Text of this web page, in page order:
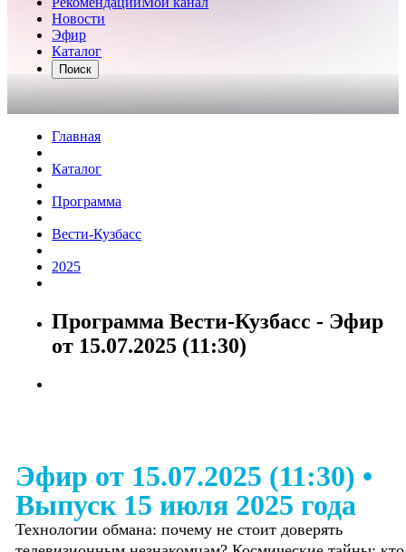
Новости
Эфир
Каталог
Поиск
Главная
Каталог
Программа
Вести-Кузбасс
2025
Программа Вести-Кузбасс - Эфир
от 15.07.2025 (11:30)
Эфир от 15.07.2025 (11:30) •
Выпуск 15 июля 2025 года
Технологии обмана: почему не стоит доверять